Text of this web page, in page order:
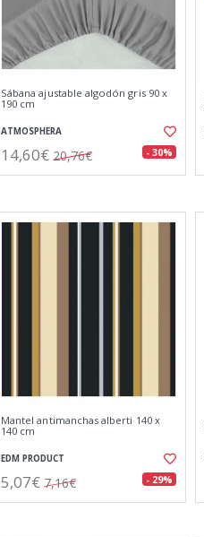
Sábana ajustable algodón gris 90 x
190 cm
ATMOSPHERA
14,60€ 20,76€ - 30%
Mantel antimanchas alberti 140 x
140 cm
EDM PRODUCT
5,07€ 7,16€ - 29%